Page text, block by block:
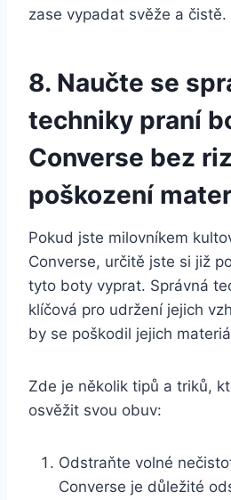
⁢zase ‌vypadat svěže a čistě.
8. Naučte se
techniky ​praní
Converse bez
poškození
Pokud ⁣jste milovníkem
Converse, ⁤určitě jste si již
tyto boty ‌vyprat. Správná​
klíčová pro ⁢udržení jejich
by se poškodil jejich
Zde je⁤ několik tipů a triků,
osvěžit svou obuv:
Odstraňte‍ volné
Converse⁣ je důležité